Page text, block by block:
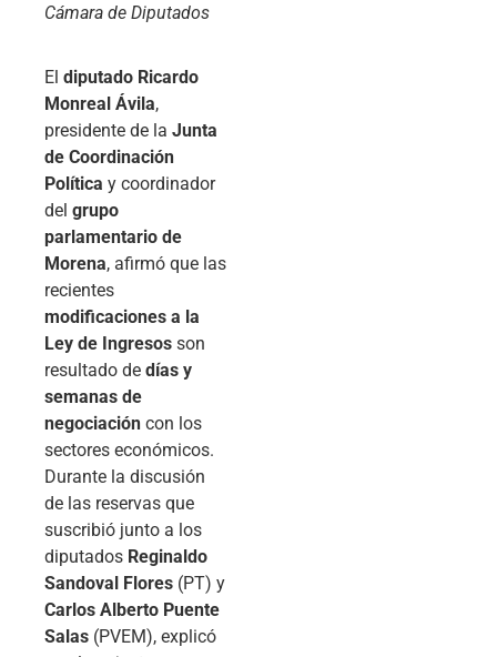
Cámara de Diputados
El diputado Ricardo
Monreal Ávila,
presidente de la Junta
de Coordinación
Política y coordinador
del grupo
parlamentario de
Morena, afirmó que las
recientes
modificaciones a la
Ley de Ingresos son
resultado de días y
semanas de
negociación con los
sectores económicos.
Durante la discusión
de las reservas que
suscribió junto a los
diputados Reginaldo
Sandoval Flores (PT) y
Carlos Alberto Puente
Salas (PVEM), explicó